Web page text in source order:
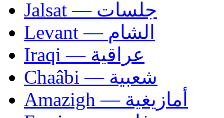
Jalsat — جلسات
Levant — الشام
Iraqi — عراقية
Chaâbi — شعبية
Amazigh — أمازيغية